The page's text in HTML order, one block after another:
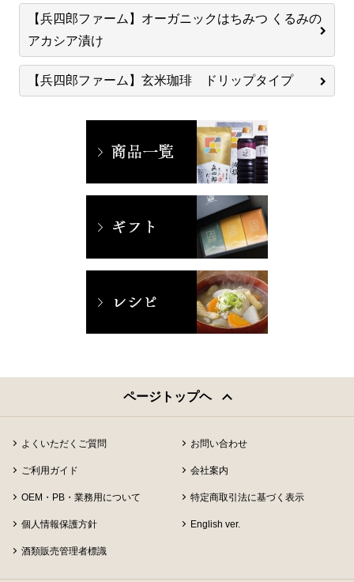
【兵四郎ファーム】オーガニックはちみつ くるみの
アカシア漬け
【兵四郎ファーム】玄米珈琲 ドリップタイプ
ページトップヘ
よくいただくご質問 お問い合わせ
ご利用ガイド 会社案内
OEM・PB・業務用について 特定商取引法に基づく表示
個人情報保護方針 English ver.
酒類販売管理者標識